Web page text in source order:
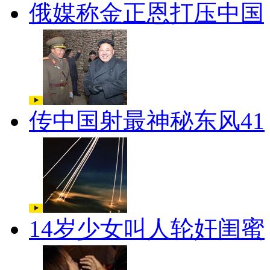
俄媒称金正恩打压中国
传中国射最神秘东风41
14岁少女叫人轮奸闺蜜